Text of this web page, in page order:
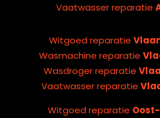
Vaatwasser reparatie
Witgoed reparatie
Wasmachine reparatie
Wasdroger reparatie
Vaatwasser reparatie
Witgoed reparatie